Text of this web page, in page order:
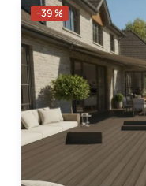
−39 %